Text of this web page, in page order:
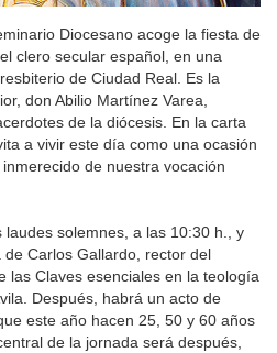
Diocesano acoge la fiesta de
clero secular español, en una
de Ciudad Real. Es la
don Abilio Martínez Varea,
de la diócesis. En la carta
a vivir este día como una ocasión
de nuestra vocación
solemnes, a las 10:30 h., y
Carlos Gallardo, rector del
las Claves esenciales en la teología
Después, habrá un acto de
este año hacen 25, 50 y 60 años
de la jornada será después,